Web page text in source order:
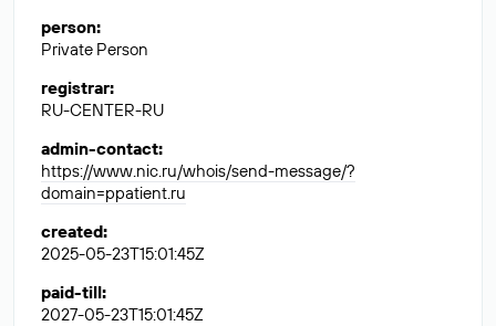
person:
Private Person
registrar:
RU-CENTER-RU
admin-contact:
https://www.nic.ru/whois/send-message/?
domain=ppatient.ru
created:
2025-05-23T15:01:45Z
paid-till:
2027-05-23T15:01:45Z